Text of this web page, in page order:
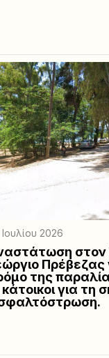
Ιουλίου 2026
στον
Πρέβεζας
της
κάτοικοι για τη